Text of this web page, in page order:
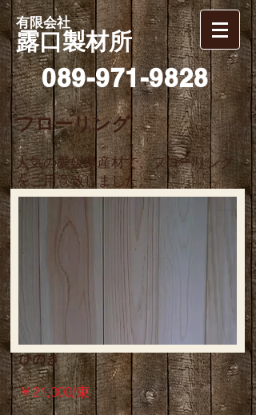
有限会社
露口製材所
089-971-9828
フローリング
人気の愛媛県産材で、フローリング
をご用意致しました。
ひのき
￥21,000/束